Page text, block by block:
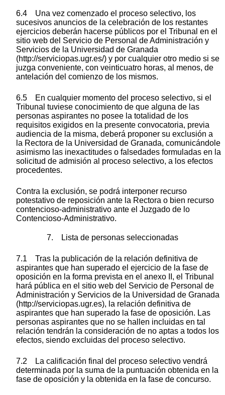
6.4 Una vez comenzado el proceso selectivo, los
sucesivos anuncios de la celebración de los restantes
ejercicios deberán hacerse públicos por el Tribunal en el
sitio web del Servicio de Personal de Administración y
Servicios de la Universidad de Granada
(http://serviciopas.ugr.es/) y por cualquier otro medio si se
juzga conveniente, con veinticuatro horas, al menos, de
antelación del comienzo de los mismos.
6.5 En cualquier momento del proceso selectivo, si el
Tribunal tuviese conocimiento de que alguna de las
personas aspirantes no posee la totalidad de los
requisitos exigidos en la presente convocatoria, previa
audiencia de la misma, deberá proponer su exclusión a
la Rectora de la Universidad de Granada, comunicándole
asimismo las inexactitudes o falsedades formuladas en la
solicitud de admisión al proceso selectivo, a los efectos
procedentes.
Contra la exclusión, se podrá interponer recurso
potestativo de reposición ante la Rectora o bien recurso
contencioso-administrativo ante el Juzgado de lo
Contencioso-Administrativo.
7. Lista de personas seleccionadas
7.1 Tras la publicación de la relación definitiva de
aspirantes que han superado el ejercicio de la fase de
oposición en la forma prevista en el anexo II, el Tribunal
hará pública en el sitio web del Servicio de Personal de
Administración y Servicios de la Universidad de Granada
(http://serviciopas.ugr.es), la relación definitiva de
aspirantes que han superado la fase de oposición. Las
personas aspirantes que no se hallen incluidas en tal
relación tendrán la consideración de no aptas a todos los
efectos, siendo excluidas del proceso selectivo.
7.2 La calificación final del proceso selectivo vendrá
determinada por la suma de la puntuación obtenida en la
fase de oposición y la obtenida en la fase de concurso.